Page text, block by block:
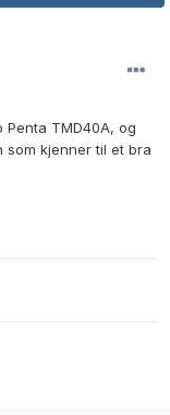
TMD40A, og
som kjenner til et bra